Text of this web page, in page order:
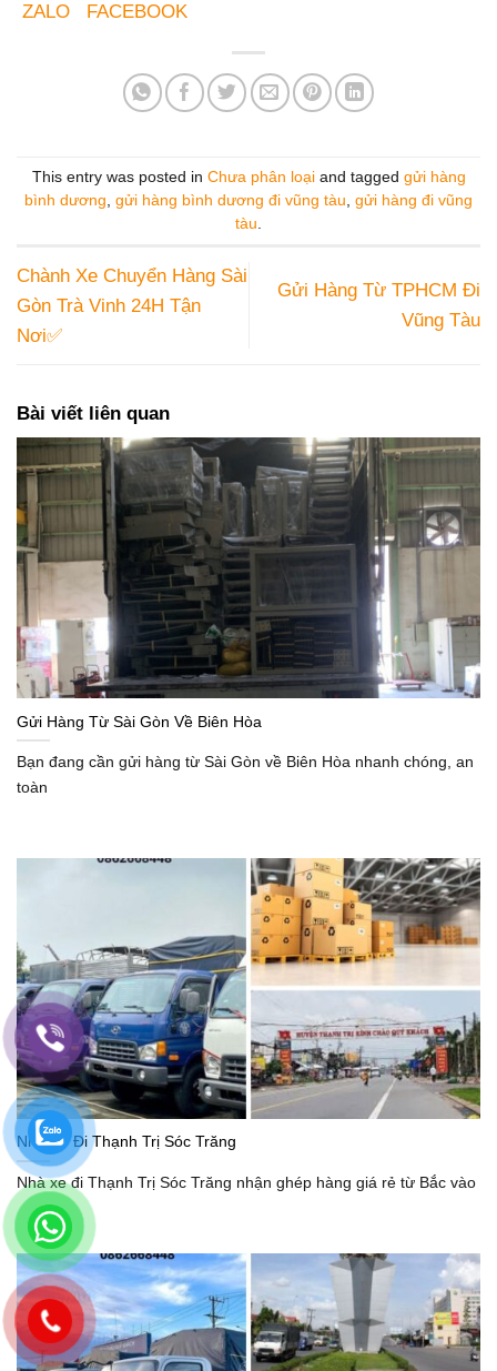
ZALO
FACEBOOK
This entry was posted in Chưa phân loạiand tagged gửi hàng
bình dương gửi hàng bình dương đi vũng tàu gửi hàng đi vũng
tàu
Chành Xe Chuyển Hàng Sài
Gòn Trà Vinh 24H Tận
Nơi✅
Gửi Hàng Từ TPHCM Đi
Vũng Tàu
Bài viết liên quan
Gửi Hàng Từ Sài Gòn Về Biên Hòa
Bạn đang cần gửi hàng từ Sài Gòn về Biên Hòa nhanh chóng, an
toàn
Nhà Xe Đi Thạnh Trị Sóc Trăng
Nhà xe đi Thạnh Trị Sóc Trăng nhận ghép hàng giá rẻ từ Bắc vào